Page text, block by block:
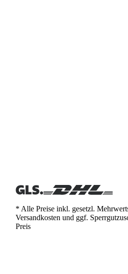
* Alle Preise inkl. gesetzl.
Versandkosten und ggf.
Preis